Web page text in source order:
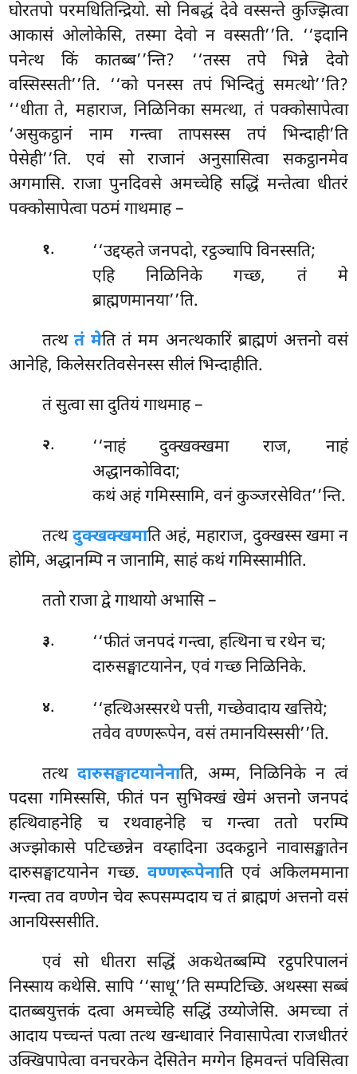
घोरतपो परमधितिन्द्रियो. सो निबद्धं देवे वस्सन्ते कुज्झित्वा
आकासं ओलोकेसि, तस्मा देवो न वस्सती’’ति. ‘‘इदानि
पनेत्थ किं कातब्ब’’न्ति? ‘‘तस्स तपे भिन्ने देवो
वस्सिस्सती’’ति. ‘‘को पनस्स तपं भिन्दितुं समत्थो’’ति?
‘‘धीता ते, महाराज, निळिनिका समत्था, तं पक्कोसापेत्वा
‘असुकट्ठानं नाम गन्त्वा तापसस्स तपं भिन्दाही’ति
पेसेही’’ति. एवं सो राजानं अनुसासित्वा सकट्ठानमेव
अगमासि. राजा पुनदिवसे अमच्चेहि सद्धिं मन्तेत्वा धीतरं
पक्कोसापेत्वा पठमं गाथमाह –
१.
‘‘उद्दय्हते जनपदो, रट्ठञ्चापि विनस्सति;
एहि निळिनिके गच्छ, तं मे
ब्राह्मणमानया’’ति.
तत्थतं मेति तं मम अनत्थकारिं ब्राह्मणं अत्तनो वसं
आनेहि, किलेसरतिवसेनस्स सीलं भिन्दाहीति.
तं सुत्वा सा दुतियं गाथमाह –
२.
‘‘नाहं दुक्खक्खमा राज, नाहं
अद्धानकोविदा;
कथं अहं गमिस्सामि, वनं कुञ्जरसेवित’’न्ति.
तत्थदुक्खक्खमाति अहं, महाराज, दुक्खस्स खमा न
होमि, अद्धानम्पि न जानामि, साहं कथं गमिस्सामीति.
ततो राजा द्वे गाथायो अभासि –
३.
‘‘फीतं जनपदं गन्त्वा, हत्थिना च रथेन च;
दारुसङ्घाटयानेन, एवं गच्छ निळिनिके.
४. ‘‘हत्थिअस्सरथेपत्ती, गच्छेवादाय खत्तिये;
तवेव वण्णरूपेन, वसं तमानयिस्ससी’’ति.
तत्थ दारुसङ्घाटयानेनाति, अम्म, निळिनिके न त्वं
पदसा गमिस्ससि, फीतं पन सुभिक्खं खेमं अत्तनो जनपदं
हत्थिवाहनेहि च रथवाहनेहि च गन्त्वा ततो परम्पि
अज्झोकासे पटिच्छन्नेन वय्हादिना उदकट्ठाने नावासङ्खातेन
दारुसङ्घाटयानेन गच्छ. वण्णरूपेनाति एवं अकिलममाना
गन्त्वा तव वण्णेन चेव रूपसम्पदाय च तं ब्राह्मणं अत्तनो वसं
आनयिस्ससीति.
एवं सो धीतरा सद्धिं अकथेतब्बम्पि रट्ठपरिपालनं
निस्साय कथेसि. सापि ‘‘साधू’’ति सम्पटिच्छि. अथस्सा सब्बं
दातब्बयुत्तकं दत्वा अमच्चेहि सद्धिं उय्योजेसि. अमच्चा तं
आदाय पच्चन्तं पत्वा तत्थ खन्धावारं निवासापेत्वा राजधीतरं
उक्खिपापेत्वा वनचरकेन देसितेन मग्गेन हिमवन्तं पविसित्वा